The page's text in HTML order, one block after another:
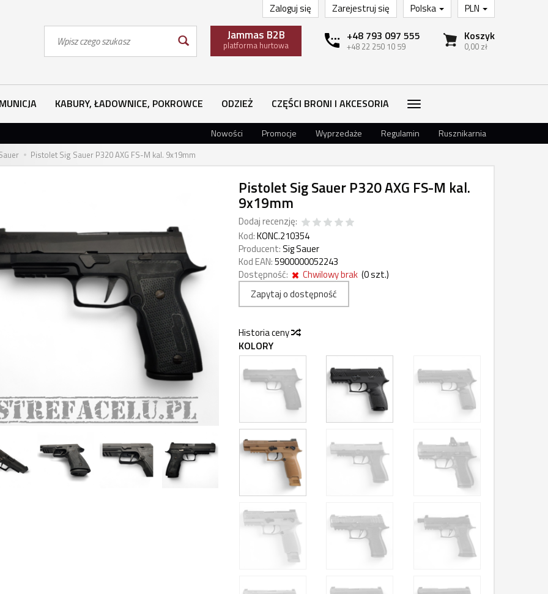
PLN
Polska
Zarejestruj się
Zaloguj się
Koszyk
0,00 zł
+48 793 097 555
+48 22 250 10 59
Jammas B2B
platforma hurtowa
KABURY, ŁADOWNICE, POKROWCE ODZIEŻ CZĘŚCI BRONI I AKCESORIA
Nowości Promocje Wyprzedaże Regulamin Rusznikarnia
Pistolet Sig Sauer P320 AXG FS-M kal. 9x19mm
Pistolet Sig Sauer P320 AXG FS-M kal.
9x19mm
Dodaj recenzję:
Kod:KONC.210354
Producent:Sig Sauer
Kod EAN:5900000052243
Dostępność:
Chwilowy brak (0szt.)
Zapytaj o dostępność
Historia ceny
KOLORY